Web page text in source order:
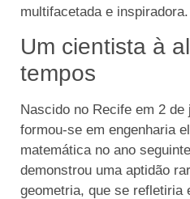
multifacetada e inspiradora.
Um cientista à
tempos
Nascido no Recife em 2 de
formou-se em engenharia
matemática no ano
demonstrou uma aptidão
geometria, que se refletiria